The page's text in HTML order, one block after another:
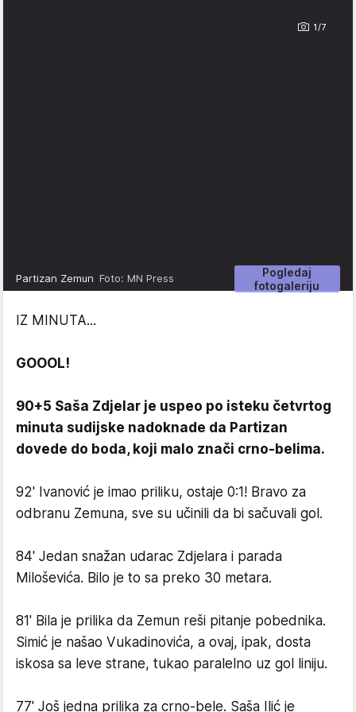
1/7
Pogledaj
fotogaleriju
Partizan Zemun Foto: MN Press
IZ MINUTA...
GOOOL!
90+5 Saša Zdjelar je uspeo po isteku četvrtog
minuta sudijske nadoknade da Partizan
dovede do boda, koji malo znači crno-belima.
92' Ivanović je imao priliku, ostaje 0:1! Bravo za
odbranu Zemuna, sve su učinili da bi sačuvali gol.
84' Jedan snažan udarac Zdjelara i parada
Miloševića. Bilo je to sa preko 30 metara.
81' Bila je prilika da Zemun reši pitanje pobednika.
Simić je našao Vukadinovića, a ovaj, ipak, dosta
iskosa sa leve strane, tukao paralelno uz gol liniju.
77' Još jedna prilika za crno-bele. Saša Ilić je